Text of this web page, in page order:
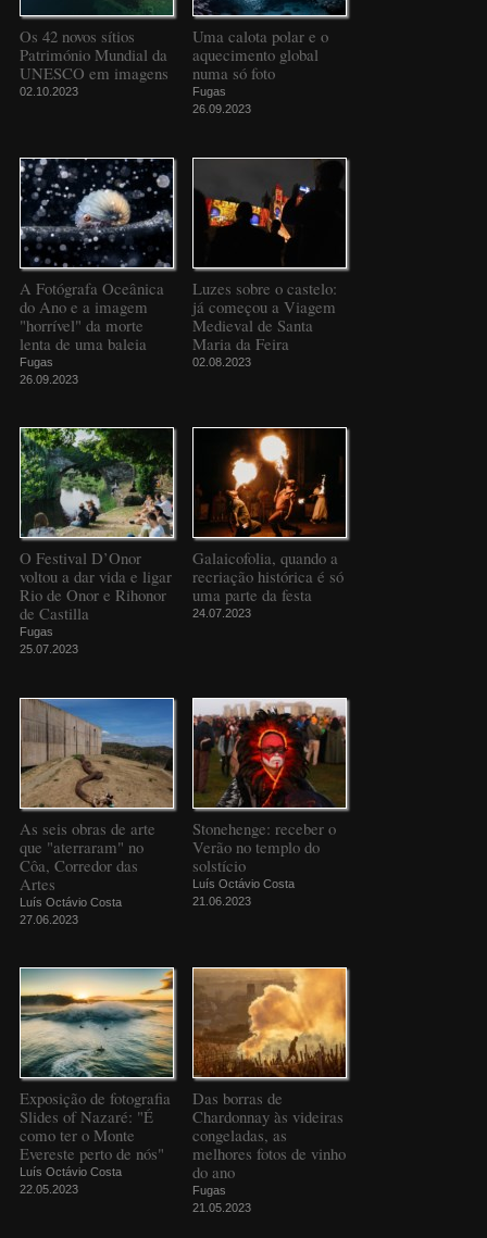
Os 42 novos sítios
Património Mundial da
UNESCO em imagens
02.10.2023
Uma calota polar e o
aquecimento global
numa só foto
Fugas
26.09.2023
A Fotógrafa Oceânica
do Ano e a imagem
"horrível" da morte
lenta de uma baleia
Fugas
26.09.2023
Luzes sobre o castelo:
já começou a Viagem
Medieval de Santa
Maria da Feira
02.08.2023
O Festival D’Onor
voltou a dar vida e ligar
Rio de Onor e Rihonor
de Castilla
Fugas
25.07.2023
Galaicofolia, quando a
recriação histórica é só
uma parte da festa
24.07.2023
As seis obras de arte
que "aterraram" no
Côa, Corredor das
Artes
Luís Octávio Costa
27.06.2023
Stonehenge: receber o
Verão no templo do
solstício
Luís Octávio Costa
21.06.2023
Exposição de fotografia
Slides of Nazaré: "É
como ter o Monte
Evereste perto de nós"
Luís Octávio Costa
22.05.2023
Das borras de
Chardonnay às videiras
congeladas, as
melhores fotos de vinho
do ano
Fugas
21.05.2023